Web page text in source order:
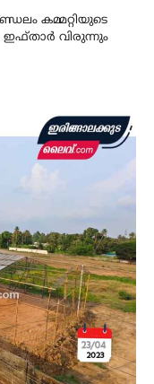
കമ്മറ്റിയുടെ
വിരുന്നും